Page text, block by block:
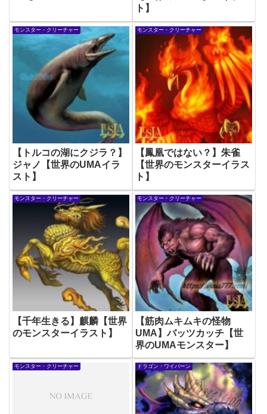
ト】
モンスター・クリーチャー
【トルコの湖にクジラ？】
ジャノ【世界のUMAイラ
スト】
モンスター・クリーチャー
【鳳凰ではない？】朱雀
【世界のモンスターイラス
ト】
モンスター・クリーチャー
【千年生きる】麒麟【世界
のモンスターイラスト】
モンスター・クリーチャー
【筋肉ムキムキの怪物
UMA】バッツカッチ【世
界のUMAモンスター】
モンスター・クリーチャー ドラゴン・ワイバーン